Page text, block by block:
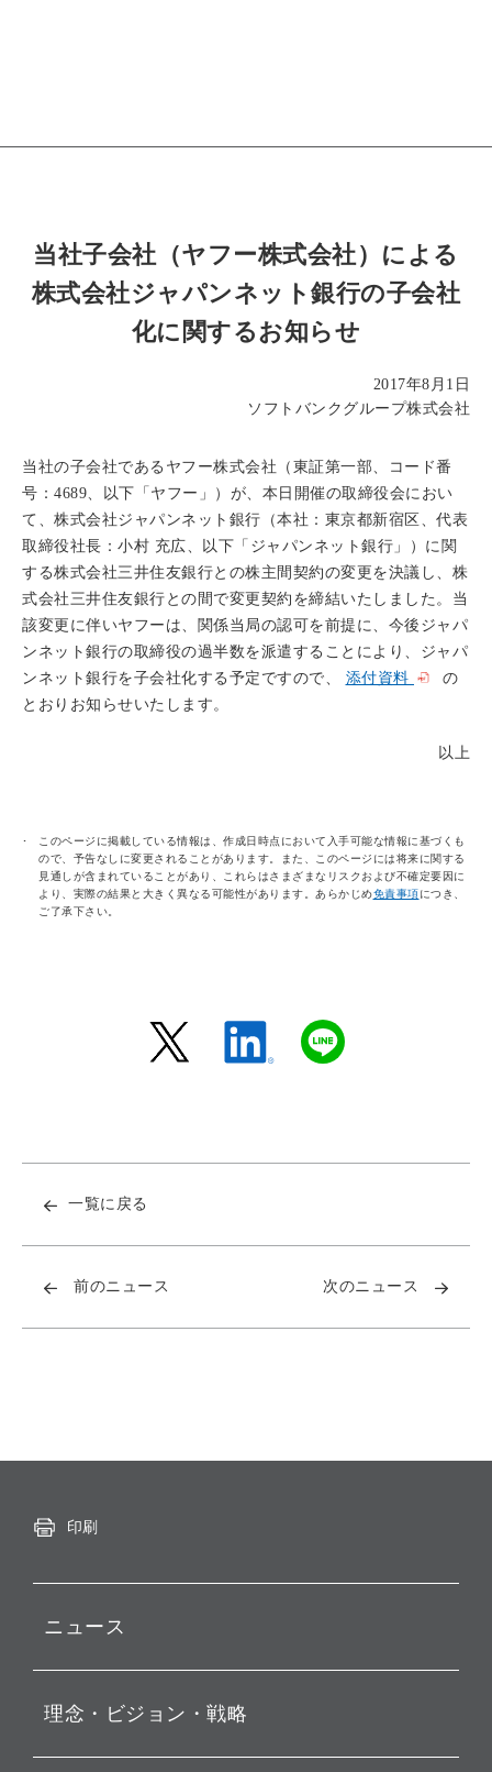
当社子会社（ヤフー株式会社）による
株式会社ジャパンネット銀行の子会社
化に関するお知らせ
2017年8月1日
ソフトバンクグループ株式会社
当社の子会社であるヤフー株式会社（東証第一部、コード番
号：4689、以下「ヤフー」）が、本日開催の取締役会におい
て、株式会社ジャパンネット銀行（本社：東京都新宿区、代表
取締役社長：小村 充広、以下「ジャパンネット銀行」）に関
する株式会社三井住友銀行との株主間契約の変更を決議し、株
式会社三井住友銀行との間で変更契約を締結いたしました。当
該変更に伴いヤフーは、関係当局の認可を前提に、今後ジャパ
ンネット銀行の取締役の過半数を派遣することにより、ジャパ
ンネット銀行を子会社化する予定ですので、 添付資料
の
とおりお知らせいたします。
以上
このページに掲載している情報は、作成日時点において入手可能な情報に基づくも
ので、予告なしに変更されることがあります。また、このページには将来に関する
見通しが含まれていることがあり、これらはさまざまなリスクおよび不確定要因に
より、実際の結果と大きく異なる可能性があります。あらかじめ免責事項につき、
ご了承下さい。
一覧に戻る
前のニュース 次のニュース
印刷
ニュース
お知らせ
動画配信
理念・ビジョン・戦略